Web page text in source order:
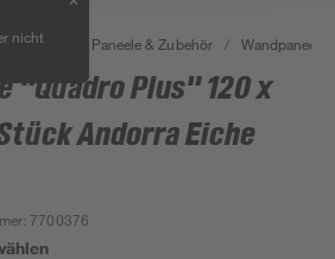
nicht
/ Holz Paneele & Zubehör / Wandpaneele
"Quadro Plus" 120 x
Andorra Eiche
: 7700376